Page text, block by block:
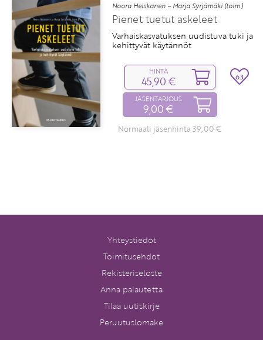
Noora Heiskanen – Marja Syrjämäki (toim.)
Pienet tuetut askeleet
Varhaiskasvatuksen uudistuva tuki ja
kehittyvät käytännöt
HINTA
45,90 €
JÄSENTARJOUS
9,00 €
Normaali jäsenhinta 39,00 €
63
Yhteystiedot
Toimitusehdot
Rekisteriseloste
Anna palautetta
Tilaa uutiskirje
Peruutuslomake